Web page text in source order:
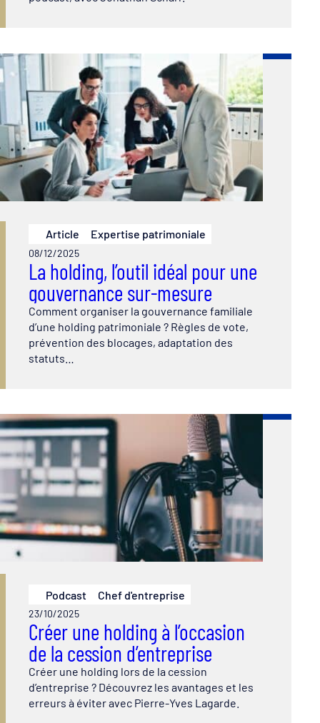
Article Expertise patrimoniale
08/12/2025
La holding, l’outil idéal pour une
gouvernance sur-mesure
Comment organiser la gouvernance familiale
d’une holding patrimoniale ? Règles de vote,
prévention des blocages, adaptation des
statuts…
Podcast Chef d'entreprise
23/10/2025
Créer une holding à l’occasion
de la cession d’entreprise
Créer une holding lors de la cession
d’entreprise ? Découvrez les avantages et les
erreurs à éviter avec Pierre-Yves Lagarde.